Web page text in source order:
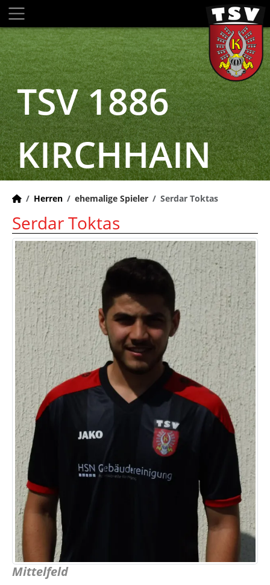
TSV 1886
KIRCHHAIN
Herren ehemalige Spieler Serdar Toktas
Serdar Toktas
Mittelfeld